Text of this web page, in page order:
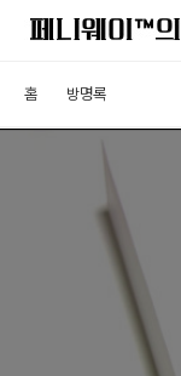
홈 방명록